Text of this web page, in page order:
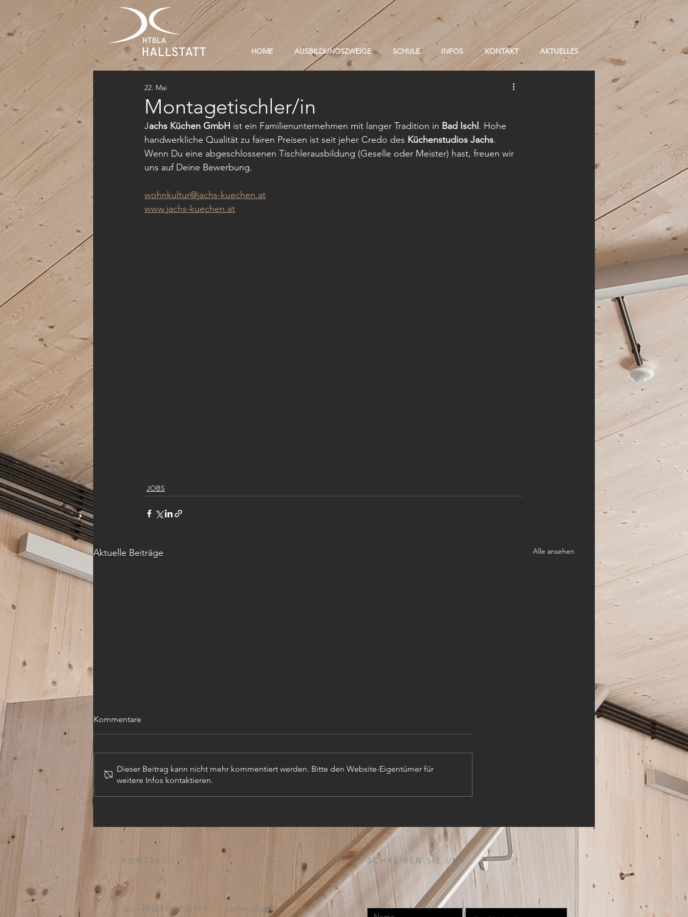
HOME AUSBILDUNGSZWEIGE SCHULE INFOS KONTAKT AKTUELLES
Montagetischler/in
22. Mai
Jachs Küchen GmbH ist ein Familienunternehmen mit langer Tradition in Bad Ischl . Hohe
handwerkliche Qualität zu fairen Preisen ist seit jeher Credo des Küchenstudios Jachs.
Wenn Du eine abgeschlossenen Tischlerausbildung (Geselle oder Meister) hast, freuen wir
uns auf Deine Bewerbung.
wohnkultur@jachs-kuechen.at
www.jachs-kuechen.at
JOBS
Aktuelle Beiträge Alle ansehen
Kommentare
Dieser Beitrag kann nicht mehr kommentiert werden. Bitte den Website-Eigentümer für
weitere Infos kontaktieren.
KONTAKT:
Tel: +43 (0) 6134 / 8214-0
Lahnstraße 69
SCHREIBEN SIE UNS: